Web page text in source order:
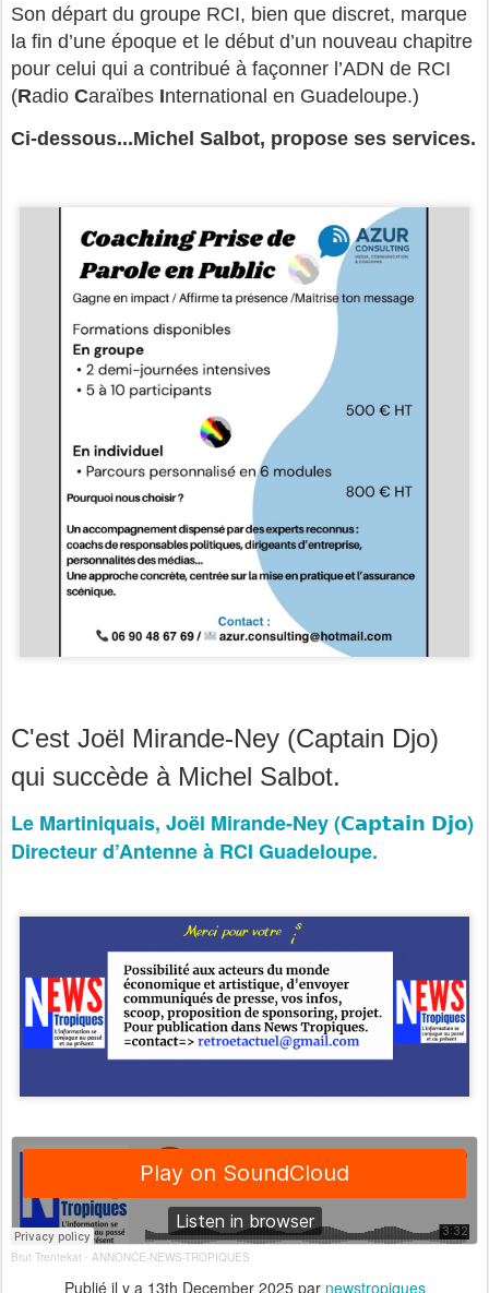
Son départ du groupe RCI, bien que discret, marque
la fin d’une époque et le début d’un nouveau chapitre
pour celui qui a contribué à façonner l’ADN de RCI
(Radio Caraïbes International en Guadeloupe.)
Ci-dessous...Michel Salbot, propose ses services.
C'est Joël Mirande-Ney (Captain Djo)
qui succède à Michel Salbot.
Le Martiniquais, Joël Mirande-Ney (𝗖𝗮𝗽𝘁𝗮𝗶𝗻 𝗗𝗷𝗼)
Directeur d’Antenne à RCI Guadeloupe.
Brut Trentekat · ANNONCE-NEWS-TROPIQUES
Publié il y a 13th December 2025par newstropiques